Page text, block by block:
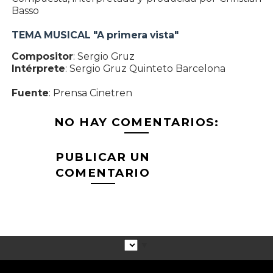
Basso
TEMA MUSICAL "A primera vista"
Compositor: Sergio Gruz
Intérprete: Sergio Gruz Quinteto Barcelona
Fuente: Prensa Cinetren
NO HAY COMENTARIOS:
PUBLICAR UN
COMENTARIO